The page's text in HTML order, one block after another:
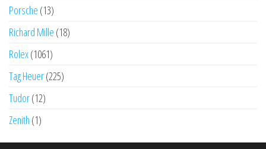
Porsche (13)
Richard Mille (18)
Rolex(1061)
Tag Heuer(225)
Tudor(12)
Zenith (1)